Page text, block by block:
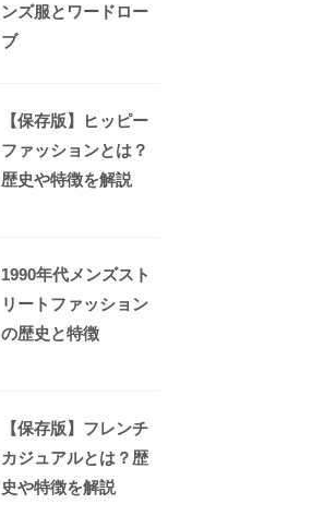
ンズ服とワードロー
ブ
【保存版】ヒッピー
ファッションとは？
歴史や特徴を解説
1990年代メンズスト
リートファッション
の歴史と特徴
【保存版】フレンチ
カジュアルとは？歴
史や特徴を解説